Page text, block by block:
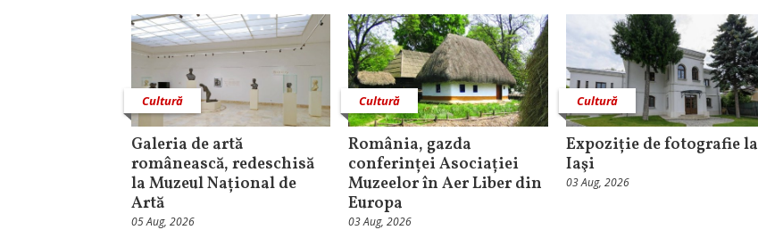
Cultură
Galeria de artă
românească, redeschisă
la Muzeul Național de
Artă
05 Aug, 2026
Cultură
România, gazda
conferinței Asociației
Muzeelor în Aer Liber din
Europa
03 Aug, 2026
Cultură
Expoziție de fotografie la
Iaşi
03 Aug, 2026